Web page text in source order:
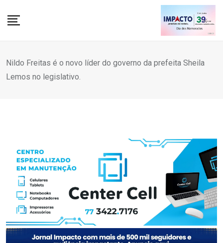
Nildo Freitas é o novo líder do governo da prefeita Sheila
Lemos no legislativo.